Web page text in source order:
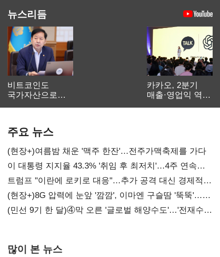
뉴스리듬
비트코인도
국가자산으로…'
카카오, 2분기
매출·영업익 역대
주요 뉴스
(현장+)여름밤 채운 '맥주 한잔'…전주가맥축제를 가다
이 대통령 지지율 43.3% '취임 후 최저치'…4주 연속
'하락'
트럼프 "이란에 로키로 대응"…추가 공격 대신 경제적
압박 시사
(현장+)8G 압력에 눈앞 '깜깜', 이마엔 구슬땀 '뚝뚝'…
화려한 에어쇼 뒤 땀방울
(민선 9기 한 달)④막 오른 '글로벌 해양수도'…'전재수
많이 본 뉴스